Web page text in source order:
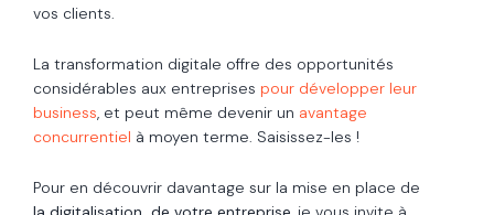
vos clients.
La transformation digitale offre des opportunités
considérables aux entreprises pour développer leur
business , et peut même devenir un avantage
concurrentiel à moyen terme. Saisissez-les !
Pour en découvrir davantage sur la mise en place de